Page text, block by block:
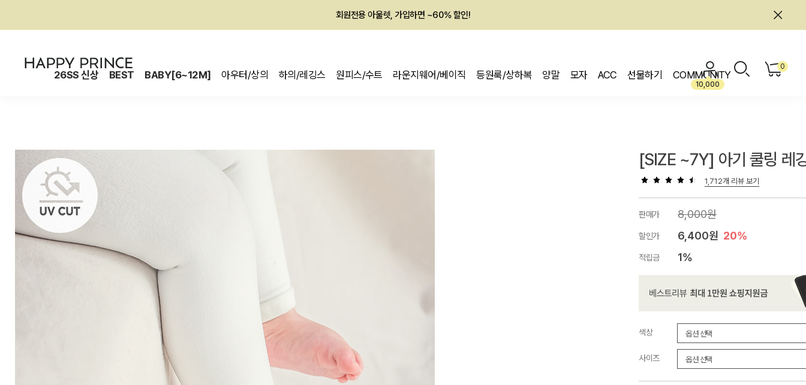
회원전용 아울렛, 가입하면 ~60% 할인!
26SS 신상 BEST BABY[6~12M] 아우터/상의 하의/레깅스 원피스/수트 라운지웨어/베이직 등원룩/상하복 양말 모자 ACC 선물하기 COMMUNITY
10,000
0
[SIZE ~7Y] 아기 쿨링 레
1,712개 리뷰 보기
판매가 8,000원
할인가 6,400원 20%
적립금 1%
색상
사이즈